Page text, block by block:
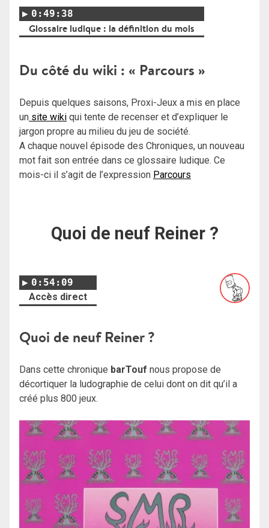
0:49:38
Glossaire ludique : la définition du mois
Du côté du wiki : « Parcours »
Depuis quelques saisons, Proxi-Jeux a mis en place
un site wiki qui tente de recenser et d’expliquer le
jargon propre au milieu du jeu de société.
A chaque nouvel épisode des Chroniques, un nouveau
mot fait son entrée dans ce glossaire ludique. Ce
mois-ci il s’agit de l’expression Parcours
Quoi de neuf Reiner ?
0:54:09
Accès direct
Quoi de neuf Reiner ?
Dans cette chronique barTouf nous propose de
décortiquer la ludographie de celui dont on dit qu’il a
créé plus 800 jeux.